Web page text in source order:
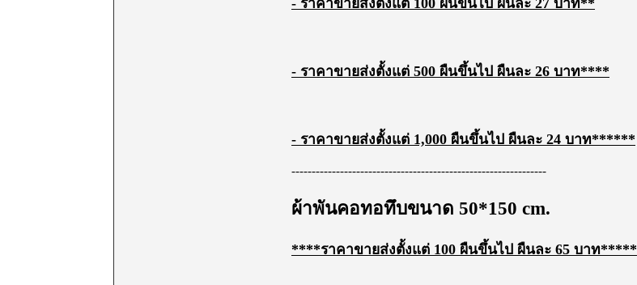
- ราคาขายส่งตั้งแต่ 500 ผืนขึ้นไป ผืนละ 26 บาท****
- ราคาขายส่งตั้งแต่ 1,000 ผืนขึ้นไป ผืนละ 24 บาท******
---------------------------------------------------------------
ผ้าพันคอทอทึบขนาด 50*150 cm.
****ราคาขายส่งตั้งแต่ 100 ผืนขึ้นไป ผืนละ 65 บาท*****